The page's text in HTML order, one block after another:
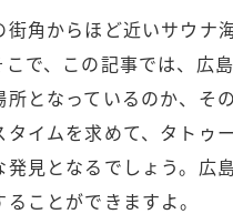
街角からほど近いサウナ
こで、この記事では、広
所となっているのか、そ
タイムを求めて、タトゥ
発見となるでしょう。広
ることができますよ。